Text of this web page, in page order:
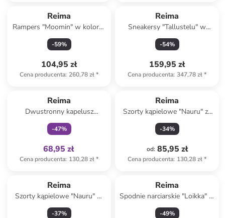
Reima
Rampers "Moomin" w kolorze
jasnoróżowym
-59%
104,95 zł
Cena producenta: 260,78 zł*
Reima
Sneakersy "Tallustelu" w
kolorze beżowo-zielonym
-54%
159,95 zł
Cena producenta: 347,78 zł*
Reima
Dwustronny kapelusz
przeciwsłoneczny "Viiri" w
kolorze granatowo-błękitnym
-47%
68,95 zł
Cena producenta: 130,28 zł*
Reima
Szorty kąpielowe "Nauru" ze
wzorem
-34%
od: 85,95 zł
Cena producenta: 130,28 zł*
Reima
Szorty kąpielowe "Nauru" w
kolorze błękitnym
-37%
Reima
Spodnie narciarskie "Loikka" w
kolorze błękitnym
-49%